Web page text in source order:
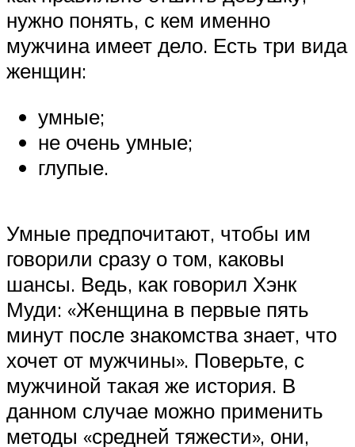
нужно понять, с кем именно
мужчина имеет дело. Есть три вида
женщин:
умные;
не очень умные;
глупые.
Умные предпочитают, чтобы им
говорили сразу о том, каковы
шансы. Ведь, как говорил Хэнк
Муди: «Женщина в первые пять
минут после знакомства знает, что
хочет от мужчины». Поверьте, с
мужчиной такая же история. В
данном случае можно применить
методы «средней тяжести», они,